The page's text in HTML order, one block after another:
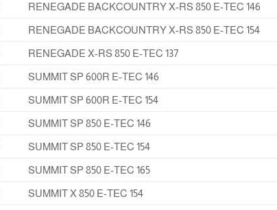
RENEGADE BACKCOUNTRY X-RS 850 E-TEC 146
RENEGADE BACKCOUNTRY X-RS 850 E-TEC 154
RENEGADE X-RS 850 E-TEC 137
SUMMIT SP 600R E-TEC 146
SUMMIT SP 600R E-TEC 154
SUMMIT SP 850 E-TEC 146
SUMMIT SP 850 E-TEC 154
SUMMIT SP 850 E-TEC 165
SUMMIT X 850 E-TEC 154